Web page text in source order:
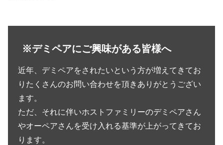
※デミペアにご興味がある皆様へ
近年、デミペアをされたいという方が増えてきてお
りたくさんのお問い合わせを頂きありがとうござい
ます。
ただ、それに伴いホストファミリーのデミペアさん
やオーペアさんを受け入れる基準が上がってきてお
ります。